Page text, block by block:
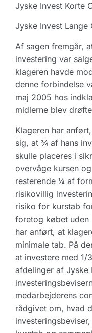
Jyske Invest Korte
Jyske Invest Lange
Af sagen fremgår,
investering var
klageren havde
denne forbindelse
maj 2005 hos
midlerne blev
Klageren har
sig, at ¾ af hans
skulle placeres i
overvåge kursen
resterende ¼ af
risikovillig
risiko for kurstab
foretog købet uden
har anført, at
minimale tab. På
at investere med 1/
afdelinger af Jyske
medarbejderens
rådgivet om, hvad